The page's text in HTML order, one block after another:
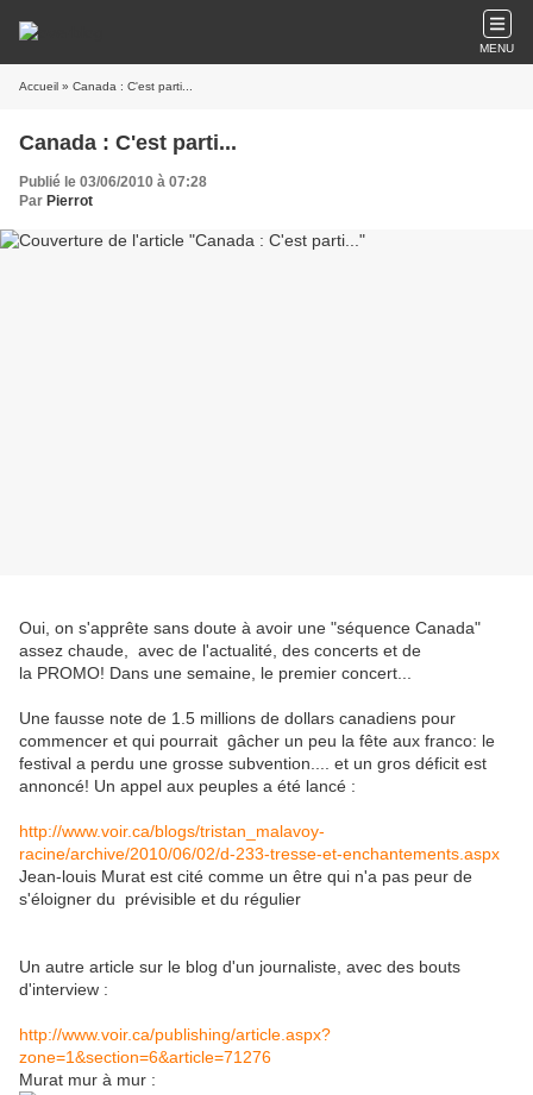
MENU
Accueil » Canada : C'est parti...
Canada : C'est parti...
Publié le 03/06/2010 à 07:28
Par Pierrot
Oui, on s'apprête sans doute à avoir une "séquence Canada"
assez chaude, avec de l'actualité, des concerts et de
la PROMO! Dans une semaine, le premier concert...
Une fausse note de 1.5 millions de dollars canadiens pour
commencer et qui pourrait gâcher un peu la fête aux franco: le
festival a perdu une grosse subvention.... et un gros déficit est
annoncé! Un appel aux peuples a été lancé :
http://www.voir.ca/blogs/tristan_malavoy-
racine/archive/2010/06/02/d-233-tresse-et-enchantements.aspx
Jean-louis Murat est cité comme un être qui n'a pas peur de
s'éloigner du prévisible et du régulier
Un autre article sur le blog d'un journaliste, avec des bouts
d'interview :
http://www.voir.ca/publishing/article.aspx?
zone=1&section=6&article=71276
Murat mur à mur :